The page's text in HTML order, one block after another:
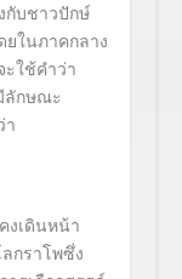
กับชาวปักษ์
ในภาคกลาง
ใช้คำว่า
ลักษณะ
า
งเดินหน้า
กราโพซึ่ง